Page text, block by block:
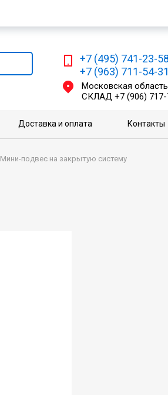
+7 (495) 741-23-58
+7 (963) 711-54-31
Московская
СКЛАД +7 (906)
Доставка и оплата Контакты
Мини-подвес на закрытую систему